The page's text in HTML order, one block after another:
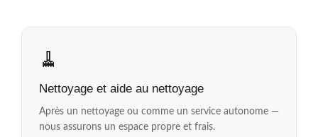
🧹
Nettoyage et aide au nettoyage
Après un nettoyage ou comme un service autonome —
nous assurons un espace propre et frais.